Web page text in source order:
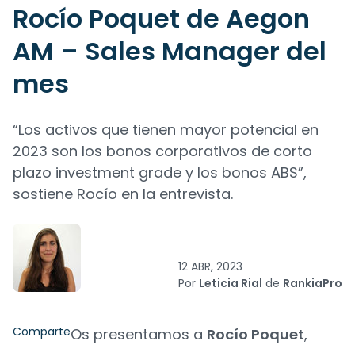
Rocío Poquet de Aegon
AM – Sales Manager del
mes
“Los activos que tienen mayor potencial en
2023 son los bonos corporativos de corto
plazo investment grade y los bonos ABS”,
sostiene Rocío en la entrevista.
12 ABR, 2023
Por Leticia Rial de RankiaPro
ComparteOs presentamos a Rocío Poquet,